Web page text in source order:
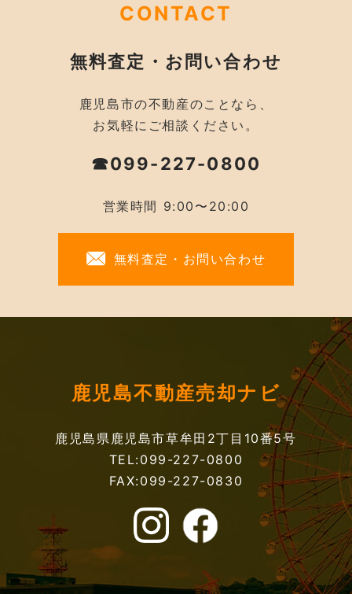
CONTACT
無料査定・お問い合わせ
鹿児島市の不動産のことなら、
お気軽にご相談ください。
☎099-227-0800
営業時間 9:00〜20:00
無料査定・お問い合わせ
鹿児島不動産売却ナビ
鹿児島県鹿児島市草牟田2丁目10番5号
TEL:099-227-0800
FAX:099-227-0830